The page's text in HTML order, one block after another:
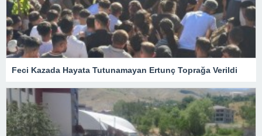
Feci Kazada Hayata Tutunamayan Ertunç Toprağa Verildi